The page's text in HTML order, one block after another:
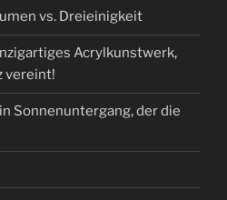
vs. Dreieinigkeit
Acrylkunstwerk,
vereint!
Sonnenuntergang, der die